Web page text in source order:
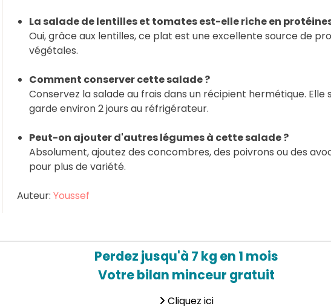
La salade de lentilles et tomates est-elle riche en
Oui, grâce aux lentilles, ce plat est une excellente source de
végétales.
Comment conserver cette salade ?
Conservez la salade au frais dans un récipient hermétique. Elle
garde environ 2 jours au réfrigérateur.
Peut-on ajouter d'autres légumes à cette salade ?
Absolument, ajoutez des concombres, des poivrons ou des
pour plus de variété.
Auteur: Youssef
Perdez jusqu'à 7 kg en 1 mois
Votre bilan minceur gratuit
Cliquez ici